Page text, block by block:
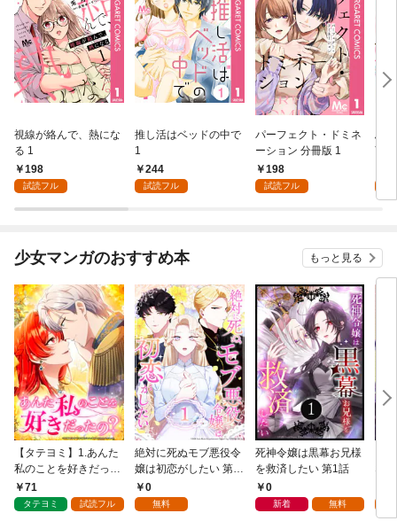
視線が絡んで、熱にな
る 1
198
試読フル
推し活はベッドの中で
1
244
試読フル
パーフェクト・ドミネ
ーション 分冊版 1
198
試読フル
ふ
言
少女マンガのおすすめ本 もっと見る
【タテヨミ】1.あんた
私のことを好きだった
の？
71
タテヨミ 試読フル
絶対に死ぬモブ悪役令
嬢は初恋がしたい 第1
話0
無料
死神令嬢は黒幕お兄様
を救済したい 第1話
0
新着 無料
な